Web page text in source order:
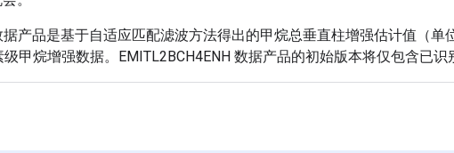
产品是基于自适应匹配滤波方法得出的甲烷总垂直柱增强估计值（单
甲烷增强数据。EMITL2BCH4ENH 数据产品的初始版本将仅包含已识